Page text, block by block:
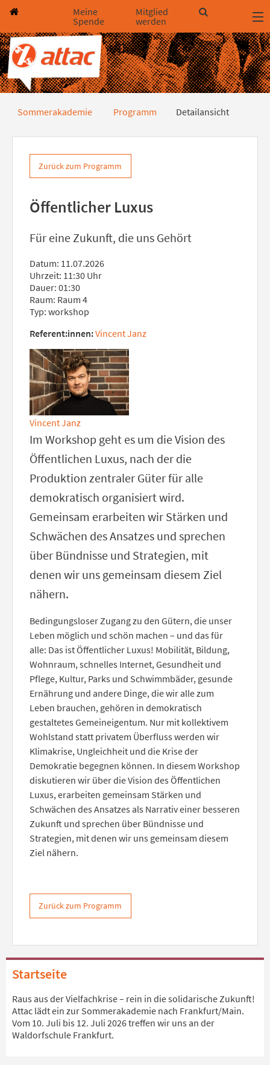
Direkt zum Hauptinhalt springen
Direkt zur Haupt-Navigation springen
Direkt zur Service-Navigation springen
Direkt zur Footer-Navigation springen
Direkt zum Footerinhalt springen
Meine
Spende
Mitglied
werden
Detailansicht
Sommerakademie Programm Detailansicht
Zurück zum Programm
Öffentlicher Luxus
Für eine Zukunft, die uns Gehört
Datum: 11.07.2026
Uhrzeit: 11:30 Uhr
Dauer: 01:30
Raum: Raum 4
Typ: workshop
Referent:innen:Vincent Janz
Vincent Janz
Im Workshop geht es um die Vision des
Öffentlichen Luxus, nach der die
Produktion zentraler Güter für alle
demokratisch organisiert wird.
Gemeinsam erarbeiten wir Stärken und
Schwächen des Ansatzes und sprechen
über Bündnisse und Strategien, mit
denen wir uns gemeinsam diesem Ziel
nähern.
Bedingungsloser Zugang zu den Gütern, die unser
Leben möglich und schön machen – und das für
alle: Das ist Öffentlicher Luxus! Mobilität, Bildung,
Wohnraum, schnelles Internet, Gesundheit und
Pflege, Kultur, Parks und Schwimmbäder, gesunde
Ernährung und andere Dinge, die wir alle zum
Leben brauchen, gehören in demokratisch
gestaltetes Gemeineigentum. Nur mit kollektivem
Wohlstand statt privatem Überfluss werden wir
Klimakrise, Ungleichheit und die Krise der
Demokratie begegnen können. In diesem Workshop
diskutieren wir über die Vision des Öffentlichen
Luxus, erarbeiten gemeinsam Stärken und
Schwächen des Ansatzes als Narrativ einer besseren
Zukunft und sprechen über Bündnisse und
Strategien, mit denen wir uns gemeinsam diesem
Ziel nähern.
Zurück zum Programm
Startseite
Raus aus der Vielfachkrise – rein in die solidarische Zukunft!
Attac lädt ein zur Sommerakademie nach Frankfurt/Main.
Vom 10. Juli bis 12. Juli 2026 treffen wir uns an der
Waldorfschule Frankfurt.